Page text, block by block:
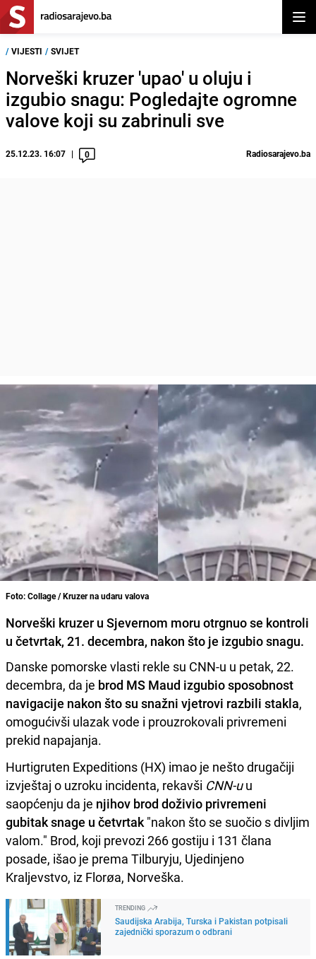
/ VIJESTI / SVIJET
Norveški kruzer 'upao' u oluju i
izgubio snagu: Pogledajte ogromne
valove koji su zabrinuli sve
25.12.23. 16:07 0 Radiosarajevo.ba
Foto: Collage / Kruzer na udaru valova
Norveški kruzer u Sjevernom moru otrgnuo se kontroli
u četvrtak, 21. decembra, nakon što je izgubio snagu.
Danske pomorske vlasti rekle su CNN-u u petak, 22.
decembra, da je brod MS Maud izgubio sposobnost
navigacije nakon što su snažni vjetrovi razbili stakla,
omogućivši ulazak vode i prouzrokovali privremeni
prekid napajanja.
Hurtigruten Expeditions (HX) imao je nešto drugačiji
izvještaj o uzroku incidenta, rekavši CNN-uu
saopćenju da je njihov brod doživio privremeni
gubitak snage u četvrtak "nakon što se suočio s divljim
valom." Brod, koji prevozi 266 gostiju i 131 člana
posade, išao je prema Tilburyju, Ujedinjeno
Kraljevstvo, iz Florøa, Norveška.
TRENDING
Saudijska Arabija, Turska i Pakistan potpisali
zajednički sporazum o odbrani